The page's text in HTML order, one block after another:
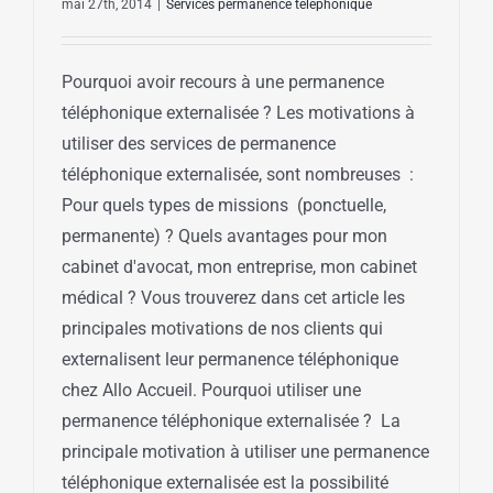
mai 27th, 2014 Services permanence téléphonique
Pourquoi avoir recours à une permanence
téléphonique externalisée ? Les motivations à
utiliser des services de permanence
téléphonique externalisée, sont nombreuses :
Pour quels types de missions (ponctuelle,
permanente) ? Quels avantages pour mon
cabinet d'avocat, mon entreprise, mon cabinet
médical ? Vous trouverez dans cet article les
principales motivations de nos clients qui
externalisent leur permanence téléphonique
chez Allo Accueil. Pourquoi utiliser une
permanence téléphonique externalisée ? La
principale motivation à utiliser une permanence
téléphonique externalisée est la possibilité